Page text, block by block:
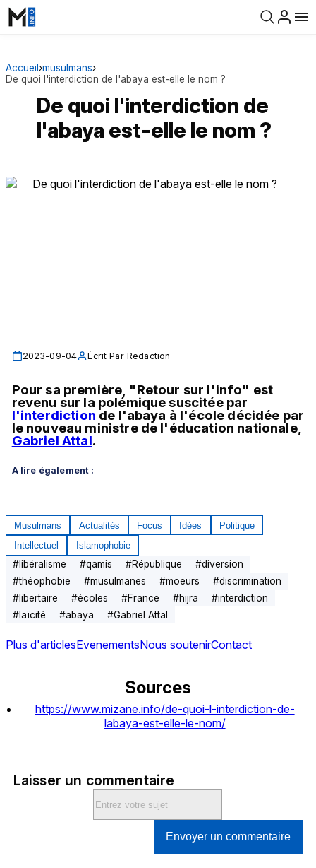
Accueil ›musulmans›
De quoi l'interdiction de l'abaya est-elle le nom ?
De quoi l'interdiction de
l'abaya est-elle le nom ?
2023-09-04 Écrit Par Redaction
Pour sa première, "Retour sur l'info" est
l'interdiction de l'abaya à l'école décidée par
le nouveau ministre de l'éducation nationale,
Gabriel Attal.
A lire également :
Musulmans Actualités Focus Idées
Politique
Intellectuel
Islamophobie
#libéralisme #qamis #République #diversion
#théophobie #musulmanes #moeurs #discrimination
#libertaire #écoles #France #hijra #interdiction
#laïcité #abaya #Gabriel Attal
Plus d'articlesEvenementsNous soutenirContact
Sources
https://www.mizane.info/de-quoi-l-interdiction-de-
labaya-est-elle-le-nom/
Laisser un commentaire
Envoyer un commentaire